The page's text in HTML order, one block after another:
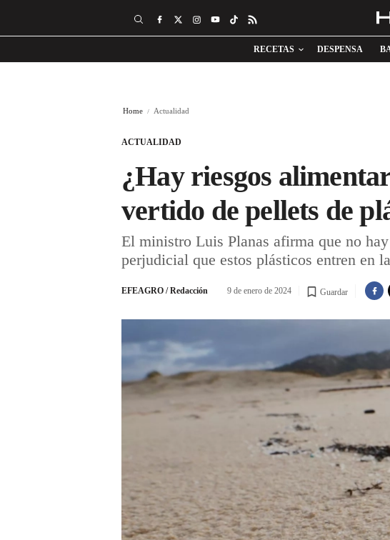
RECETAS DESPENSA
Home Actualidad
ACTUALIDAD
¿Hay riesgos
vertido de pellets de
El ministro Luis Planas afirma que no
perjudicial que estos plásticos entren en
EFEAGRO / Redacción 9 de enero de 2024 Guardar